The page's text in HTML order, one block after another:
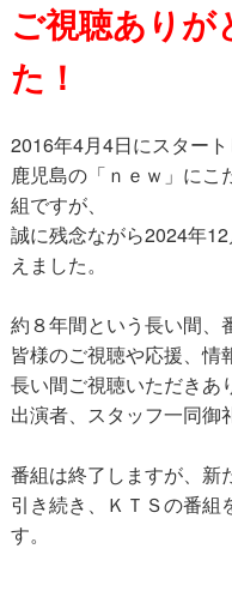
ご視聴ありが
た！
2016年4月4日にスタート
鹿児島の「ｎｅｗ」にこ
組ですが、
誠に残念ながら2024年
えました。
約８年間という長い間、
皆様のご視聴や応援、情
長い間ご視聴いただきあ
出演者、スタッフ一同御
番組は終了しますが、新
引き続き、ＫＴＳの番組
す。